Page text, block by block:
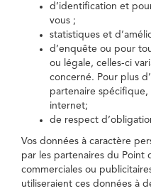
d’identification et
vous ;
statistiques et
d’enquête ou pour
ou légale, celles-ci
concerné. Pour plus
partenaire spécifique,
internet;
de respect
Vos données à caractère
par les partenaires du Point
commerciales ou
utiliseraient ces données à